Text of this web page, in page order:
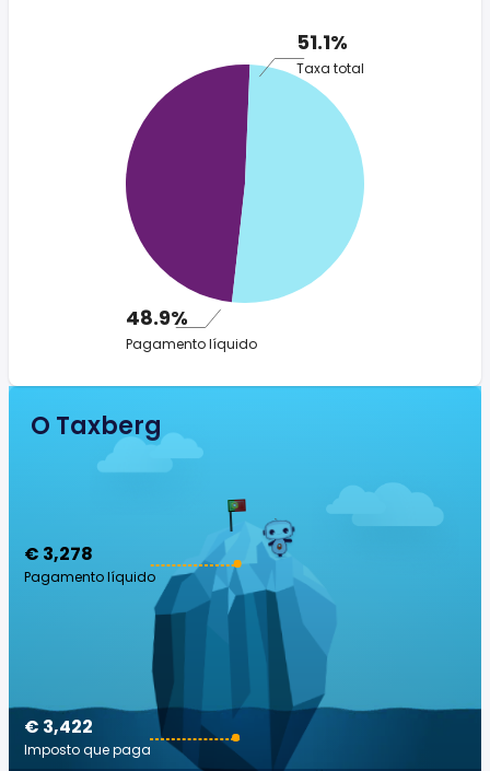
51.1%
Taxa total
48.9%
Pagamento líquido
O Taxberg
€ 3,278
Pagamento líquido
€ 3,422
Imposto que paga